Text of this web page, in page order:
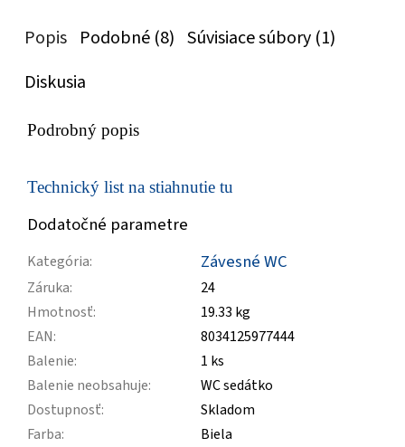
Popis Podobné (8) Súvisiace súbory (1)
Diskusia
Podrobný popis
Technický list na stiahnutie tu
Dodatočné parametre
Kategória: Závesné WC
Záruka:
24
Hmotnosť:
19.33 kg
EAN:
8034125977444
Balenie:
1 ks
Balenie neobsahuje:
WC sedátko
Dostupnosť:
Skladom
Farba:
Biela